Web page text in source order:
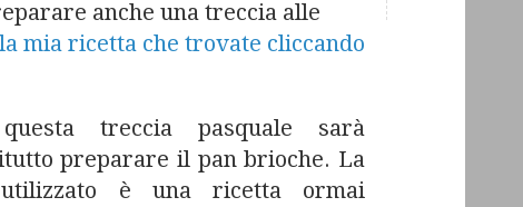
anche una treccia alle
mia ricetta che trovate cliccando
treccia pasquale sarà
preparare il pan brioche. La
è una ricetta ormai